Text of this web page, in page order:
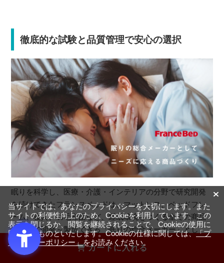
カートに入れる
徹底的な試験と品質管理で安心の選択
眠りを科学し、医療・介護・インテリアの分野で研究開発
を続けてきたフランスベッドは、マットレス、ベッドフレ
ーム、寝具、羽毛布団など、睡眠環境をつくる全ての商品
を自社で開発～製造できる「眠りの総合メーカー」とし
て、時代のニーズに対応した商品をつくり続けています。
当サイトでは、あなたのプライバシーを大切にします。また
サイトの利便性向上のため、Cookieを利用しています。この
表示を閉じるか、閲覧を継続されることで、Cookieの使用に
同意するものといたします。Cookieの仕様に関しては、「プ
ライバシーポリシー」をお読みください。